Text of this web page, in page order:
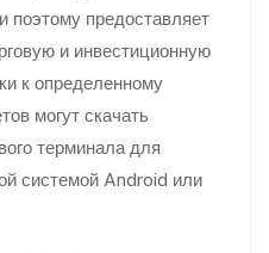
поэтому предоставляет
и инвестиционную
к определенному
могут скачать
терминала для
системой Android или